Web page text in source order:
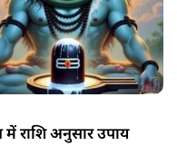
राशि अनुसार उपाय